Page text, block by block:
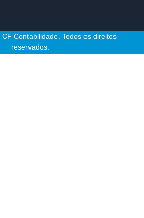
Contabilidade. Todos os direitos
reservados.